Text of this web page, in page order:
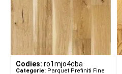
Codies: ro1mjo4cba
Categorie: Parquet Prefiniti Fine